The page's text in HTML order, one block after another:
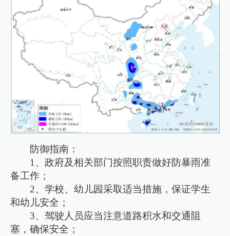
防御指南：
1、政府及相关部门按照职责做好防暴雨准
备工作；
2、学校、幼儿园采取适当措施，保证学生
和幼儿安全；
3、驾驶人员应当注意道路积水和交通阻
塞，确保安全；